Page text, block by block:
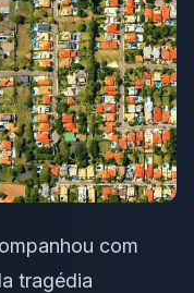
com
tragédia